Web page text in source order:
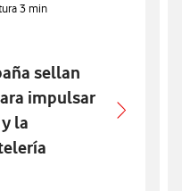
3 min
con
prensa relacionados con
notas de prensa relacionados
sellan
impulsar
la